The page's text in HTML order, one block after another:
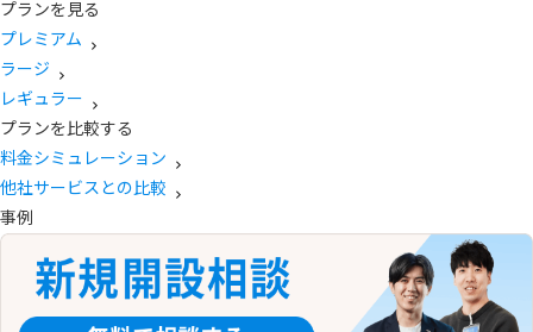
プランを見る
プレミアム
ラージ
レギュラー
プランを比較する
料金シミュレーション
他社サービスとの比較
事例